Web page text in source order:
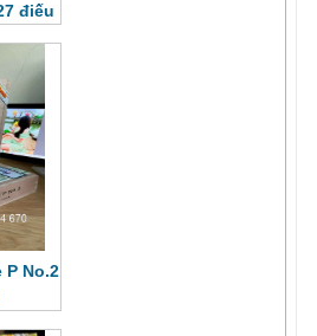
điếu
P No.2